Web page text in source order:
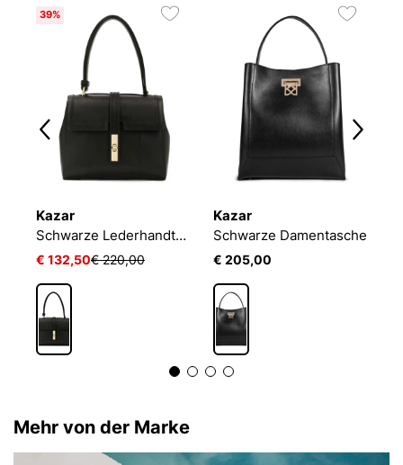
39%
Kazar
Schwarze Lederhandtasche mit einzigartiger Klappe
€ 132,50€ 220,00
Kazar
Schwarze Damentasche
€ 205,00
Mehr von der Marke